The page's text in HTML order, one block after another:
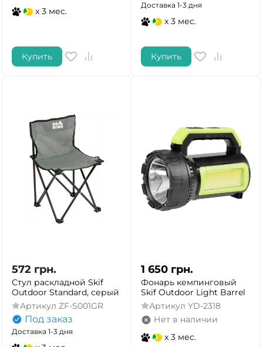
x 3 мес.
Купить
Доставка 1-3 дня
x 3 мес.
Купить
572 грн.
Стул раскладной Skif
Outdoor Standard, серый
Артикул ZF-S001GR
Под заказ
Доставка 1-3 дня
1 650 грн.
Фонарь кемпинговый
Skif Outdoor Light Barrel
Артикул YD-2318
Нет в наличии
x 3 мес.